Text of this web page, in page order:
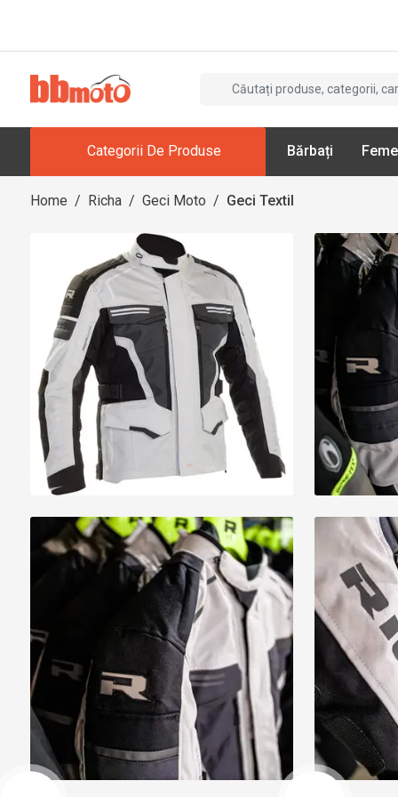
Categorii De Produse Bărbați
Home / Richa / Geci Moto / Geci Textil